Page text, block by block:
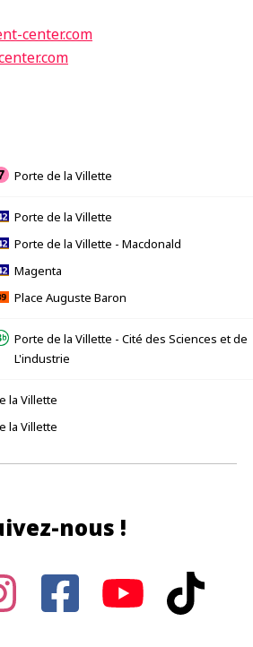
center.com
Porte de la Villette
Porte de la Villette
Porte de la Villette - Macdonald
Magenta
Place Auguste Baron
Porte de la Villette - Cité des Sciences et de
L'industrie
la Villette
la Villette
nous !